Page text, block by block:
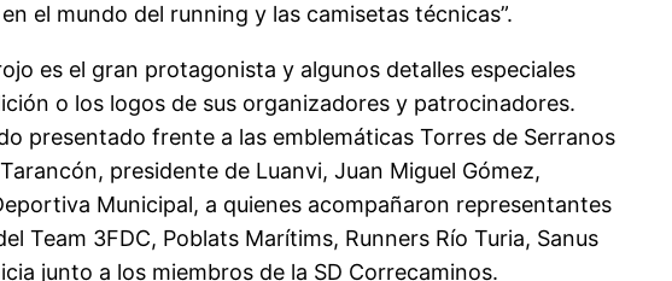
el mundo del running y las camisetas técnicas”.
es el gran protagonista y algunos detalles especiales
o los logos de sus organizadores y patrocinadores.
presentado frente a las emblemáticas Torres de Serranos
presidente de Luanvi, Juan Miguel Gómez,
Municipal, a quienes acompañaron representantes
Team 3FDC, Poblats Marítims, Runners Río Turia, Sanus
junto a los miembros de la SD Correcaminos.